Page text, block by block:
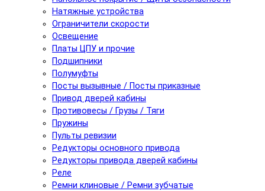
Натяжные устройства
Ограничители скорости
Освещение
Платы ЦПУ и прочие
Подшипники
Полумуфты
Посты вызывные / Посты приказные
Привод дверей кабины
Противовесы / Грузы / Тяги
Пружины
Пульты ревизии
Редукторы основного привода
Редукторы привода дверей кабины
Реле
Ремни клиновые / Ремни зубчатые